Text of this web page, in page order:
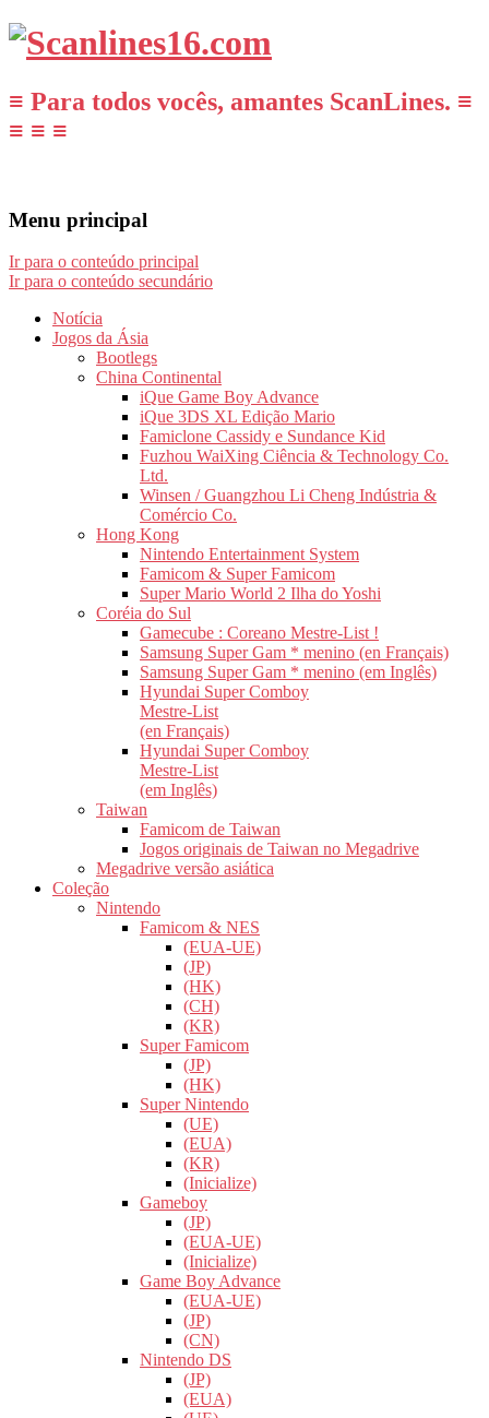
≡ Para todos vocês, amantes ScanLines. ≡
≡ ≡ ≡
Menu principal
Ir para o conteúdo principal
Ir para o conteúdo secundário
Notícia
Jogos da Ásia
Bootlegs
China Continental
iQue Game Boy Advance
iQue 3DS XL Edição Mario
Famiclone Cassidy e Sundance Kid
Fuzhou WaiXing Ciência & Technology Co.
Ltd.
Winsen / Guangzhou Li Cheng Indústria &
Comércio Co.
Hong Kong
Nintendo Entertainment System
Famicom & Super Famicom
Super Mario World 2 Ilha do Yoshi
Coréia do Sul
Gamecube : Coreano Mestre-List !
Samsung Super Gam * menino (en Français)
Samsung Super Gam * menino (em Inglês)
Hyundai Super Comboy
Mestre-List
(en Français)
Hyundai Super Comboy
Mestre-List
(em Inglês)
Taiwan
Famicom de Taiwan
Jogos originais de Taiwan no Megadrive
Megadrive versão asiática
Coleção
Nintendo
Famicom & NES
(EUA-UE)
(JP)
(HK)
(CH)
(KR)
Super Famicom
(JP)
(HK)
Super Nintendo
(UE)
(EUA)
(KR)
(Inicialize)
Gameboy
(JP)
(EUA-UE)
(Inicialize)
Game Boy Advance
(EUA-UE)
(JP)
(CN)
Nintendo DS
(JP)
(EUA)